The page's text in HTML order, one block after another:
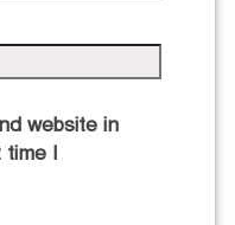
website in
time I